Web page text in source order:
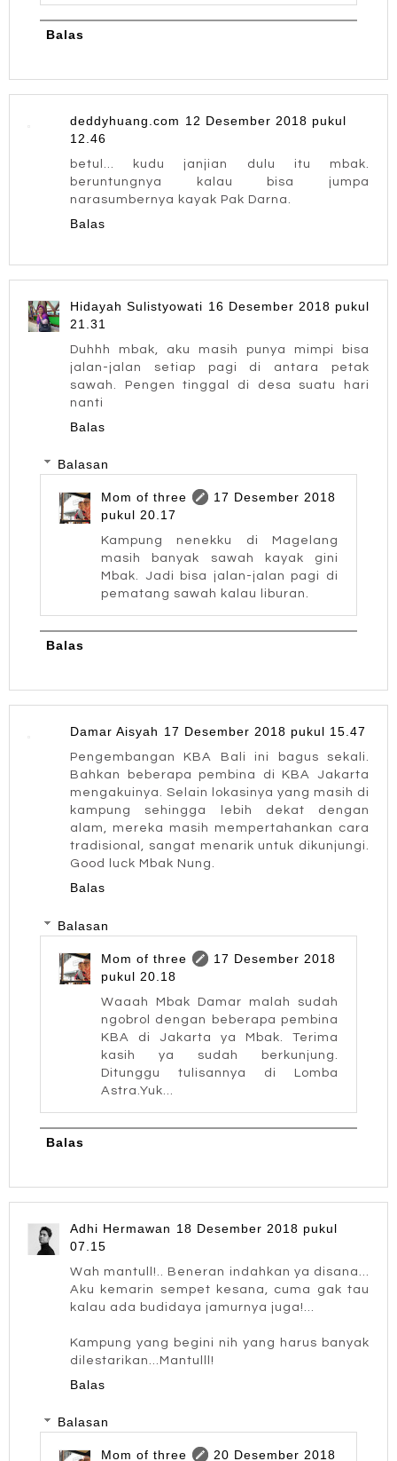
Balas
deddyhuang.com 12 Desember 2018 pukul
12.46
betul... kudu janjian dulu itu mbak.
beruntungnya kalau bisa jumpa
narasumbernya kayak Pak Darna.
Balas
Hidayah Sulistyowati 16 Desember 2018 pukul
21.31
Duhhh mbak, aku masih punya mimpi bisa
jalan-jalan setiap pagi di antara petak
sawah. Pengen tinggal di desa suatu hari
nanti
Balas
Balasan
Mom of three
17 Desember 2018
pukul 20.17
Kampung nenekku di Magelang
masih banyak sawah kayak gini
Mbak. Jadi bisa jalan-jalan pagi di
pematang sawah kalau liburan.
Balas
Damar Aisyah 17 Desember 2018 pukul 15.47
Pengembangan KBA Bali ini bagus sekali.
Bahkan beberapa pembina di KBA Jakarta
mengakuinya. Selain lokasinya yang masih di
kampung sehingga lebih dekat dengan
alam, mereka masih mempertahankan cara
tradisional, sangat menarik untuk dikunjungi.
Good luck Mbak Nung.
Balas
Balasan
Mom of three
17 Desember 2018
pukul 20.18
Waaah Mbak Damar malah sudah
ngobrol dengan beberapa pembina
KBA di Jakarta ya Mbak. Terima
kasih ya sudah berkunjung.
Ditunggu tulisannya di Lomba
Astra.Yuk...
Balas
Adhi Hermawan 18 Desember 2018 pukul
07.15
Wah mantull!.. Beneran indahkan ya disana...
Aku kemarin sempet kesana, cuma gak tau
kalau ada budidaya jamurnya juga!...
Kampung yang begini nih yang harus banyak
dilestarikan...Mantulll!
Balas
Balasan
Mom of three
20 Desember 2018